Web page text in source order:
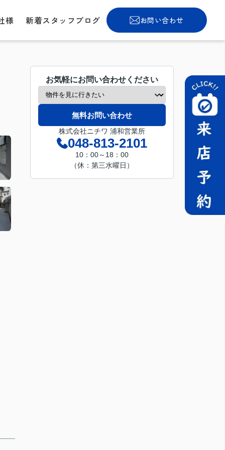
様 新着スタッフブログ お問い合わせ
お気軽にお問い合わせください
無料お問い合わせ
株式会社ニチワ 浦和営業所
048-813-2101
10：00～18：00
（休：第三水曜日）